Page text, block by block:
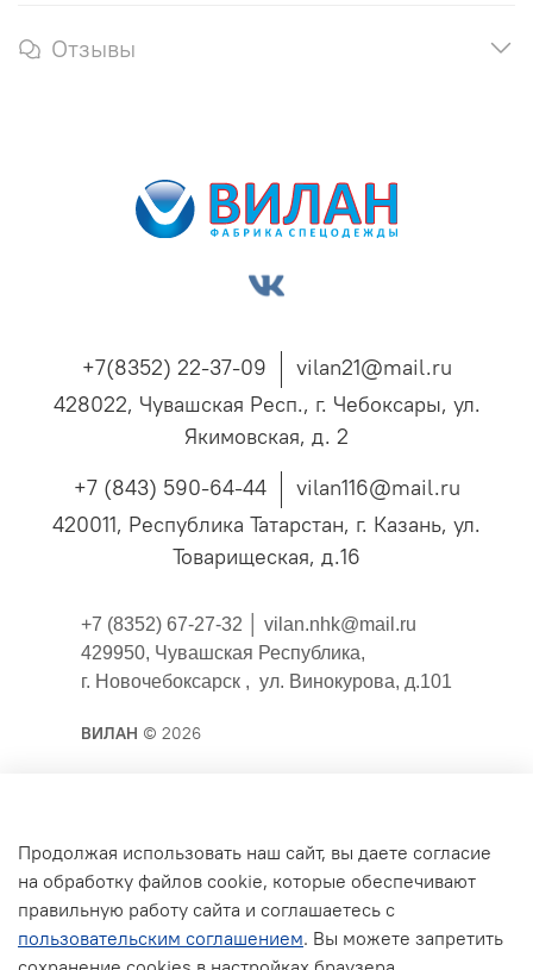
Отзывы
+7(8352) 22-37-09
vilan21@mail.ru
428022, Чувашская Респ., г. Чебоксары, ул.
Якимовская, д. 2
+7 (843) 590-64-44
vilan116@mail.ru
420011, Республика Татарстан, г. Казань, ул.
Товарищеская, д.16
+7 (8352) 67-27-32 │ vilan.nhk@mail.ru
429950, Чувашская Республика,
г. Новочебоксарск , ул. Винокурова, д.101
ВИЛАН © 2026
Публичная оферта
Согласие на обработку персональных данных для
сайта
Политика конфиденциальности
Продолжая использовать наш сайт, вы даете согласие
на обработку файлов cookie, которые обеспечивают
правильную работу сайта и соглашаетесь с
пользовательским соглашением. Вы можете запретить